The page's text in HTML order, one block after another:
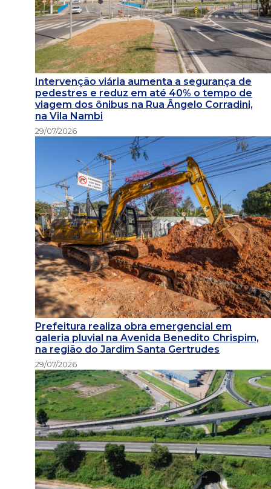
Intervenção viária aumenta a segurança de
pedestres e reduz em até 40% o tempo de
viagem dos ônibus na Rua Ângelo Corradini,
na Vila Nambi
29/07/2026
Prefeitura realiza obra emergencial em
galeria pluvial na Avenida Benedito Chrispim,
na região do Jardim Santa Gertrudes
29/07/2026